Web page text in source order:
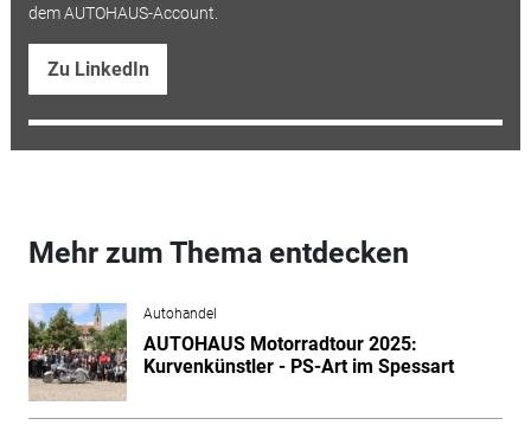
dem AUTOHAUS-Account.
Zu LinkedIn
Mehr zum Thema entdecken
Autohandel
AUTOHAUS Motorradtour 2025:
Kurvenkünstler - PS-Art im Spessart